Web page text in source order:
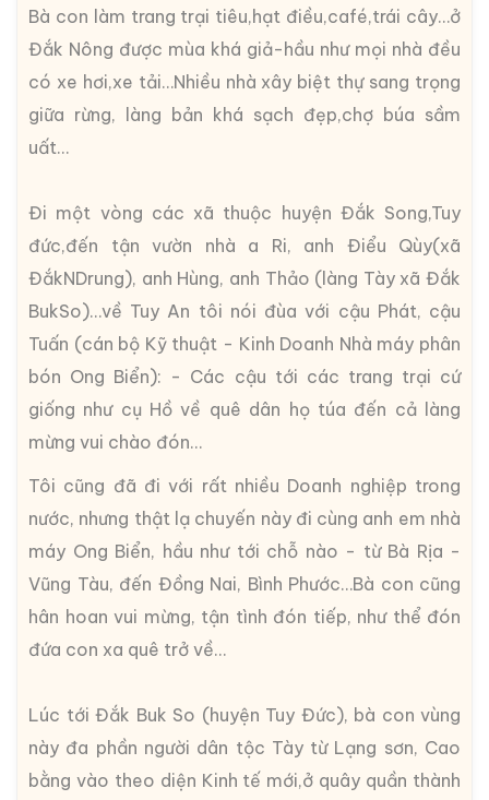
Bà con làm trang trại tiêu,hạt điều,café,trái cây…ở
Đắk Nông được mùa khá giả-hầu như mọi nhà đều
có xe hơi,xe tải…Nhiều nhà xây biệt thự sang trọng
giữa rừng, làng bản khá sạch đẹp,chợ búa sầm
uất…
Đi một vòng các xã thuộc huyện Đắk Song,Tuy
đức,đến tận vườn nhà a Ri, anh Điểu Qùy(xã
ĐắkNDrung), anh Hùng, anh Thảo (làng Tày xã Đắk
BukSo)…về Tuy An tôi nói đùa với cậu Phát, cậu
Tuấn (cán bộ Kỹ thuật - Kinh Doanh Nhà máy phân
bón Ong Biển): - Các cậu tới các trang trại cứ
giống như cụ Hồ về quê dân họ túa đến cả làng
mừng vui chào đón…
Tôi cũng đã đi với rất nhiều Doanh nghiệp trong
nước, nhưng thật lạ chuyến này đi cùng anh em nhà
máy Ong Biển, hầu như tới chỗ nào - từ Bà Rịa -
Vũng Tàu, đến Đồng Nai, Bình Phước…Bà con cũng
hân hoan vui mừng, tận tình đón tiếp, như thể đón
đứa con xa quê trở về…
Lúc tới Đắk Buk So (huyện Tuy Đức), bà con vùng
này đa phần người dân tộc Tày từ Lạng sơn, Cao
bằng vào theo diện Kinh tế mới,ở quây quần thành